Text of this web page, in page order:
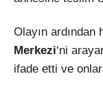
Olayın ardından
Merkezi‘ni
ifade etti ve